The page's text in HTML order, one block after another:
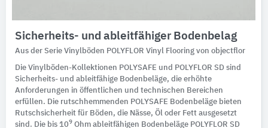
Sicherheits- und ableitfähiger Bodenbelag
Aus der Serie Vinylböden POLYFLOR Vinyl Flooring von objectflor
Die Vinylböden-Kollektionen POLYSAFE und POLYFLOR SD sind
Sicherheits- und ableitfähige Bodenbeläge, die erhöhte
Anforderungen in öffentlichen und technischen Bereichen
erfüllen. Die rutschhemmenden POLYSAFE Bodenbeläge bieten
Rutschsicherheit für Böden, die Nässe, Öl oder Fett ausgesetzt
sind. Die bis 109 Ohm ableitfähigen Bodenbeläge POLYFLOR SD